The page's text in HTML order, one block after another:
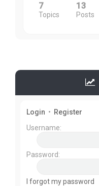
7
Topics
13
Posts
Login • Register
Username:
Password:
I forgot my password